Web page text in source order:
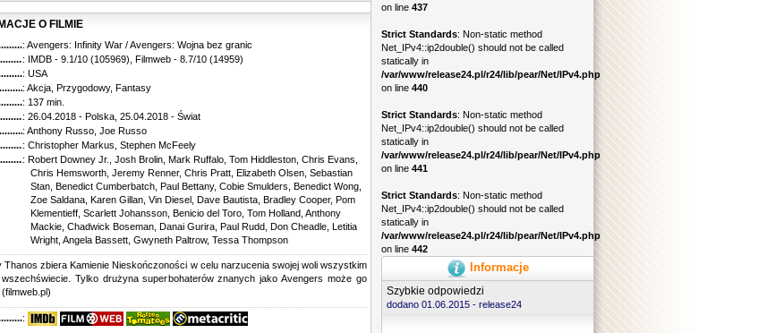
on line 437
Strict Standards: Non-static method
Net_IPv4::ip2double() should not be called
statically in
/var/www/release24.pl/r24/lib/pear/Net/IPv4.php
on line 440
Strict Standards: Non-static method
Net_IPv4::ip2double() should not be called
statically in
/var/www/release24.pl/r24/lib/pear/Net/IPv4.php
on line 441
Strict Standards: Non-static method
Net_IPv4::ip2double() should not be called
statically in
/var/www/release24.pl/r24/lib/pear/Net/IPv4.php
on line 442
Informacje
Szybkie odpowiedzi
dodano 01.06.2015 - release24
O FILMIE
: Avengers: Infinity War / Avengers: Wojna bez granic
: IMDB - 9.1/10 (105969), Filmweb - 8.7/10 (14959)
: USA
: Akcja, Przygodowy, Fantasy
: 137 min.
: 26.04.2018 - Polska, 25.04.2018 - Świat
: Anthony Russo, Joe Russo
: Christopher Markus, Stephen McFeely
: Robert Downey Jr., Josh Brolin, Mark Ruffalo, Tom Hiddleston, Chris Evans,
Chris Hemsworth, Jeremy Renner, Chris Pratt, Elizabeth Olsen, Sebastian
Stan, Benedict Cumberbatch, Paul Bettany, Cobie Smulders, Benedict Wong,
Zoe Saldana, Karen Gillan, Vin Diesel, Dave Bautista, Bradley Cooper, Pom
Klementieff, Scarlett Johansson, Benicio del Toro, Tom Holland, Anthony
Mackie, Chadwick Boseman, Danai Gurira, Paul Rudd, Don Cheadle, Letitia
Wright, Angela Bassett, Gwyneth Paltrow, Tessa Thompson
Thanos zbiera Kamienie Nieskończoności w celu narzucenia swojej woli wszystkim
Tylko drużyna superbohaterów znanych jako Avengers może go
: